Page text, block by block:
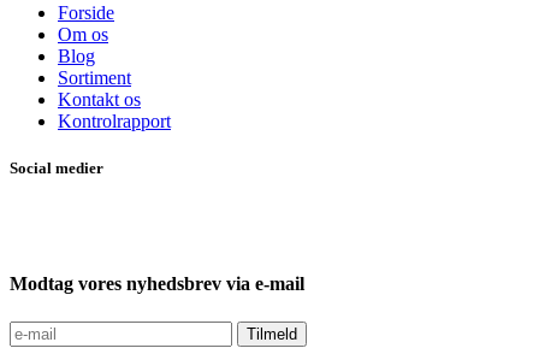
Forside
Om os
Blog
Sortiment
Kontakt os
Kontrolrapport
Social medier
Modtag vores nyhedsbrev via e-mail